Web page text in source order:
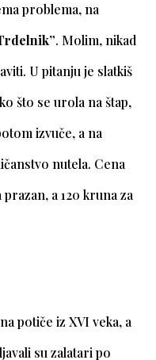
problema, na
. Molim, nikad
U pitanju je slatkiš
što se urola na štap,
izvuče, a na
nutela. Cena
a 120 kruna za
potiče iz XVI veka, a
su zalatari po